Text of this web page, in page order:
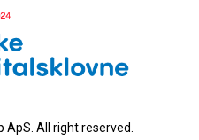
All right reserved.